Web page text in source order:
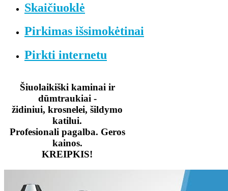
Skaičiuoklė
Pirkimas išsimokėtinai
Pirkti internetu
Šiuolaikiški kaminai ir
dūmtraukiai -
židiniui, krosnelei, šildymo
katilui.
Profesionali pagalba. Geros
kainos.
KREIPKIS!